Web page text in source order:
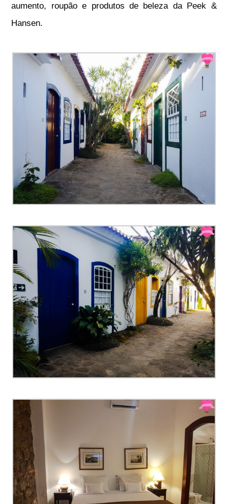
aumento, roupão e produtos de beleza da Peek &
Hansen.